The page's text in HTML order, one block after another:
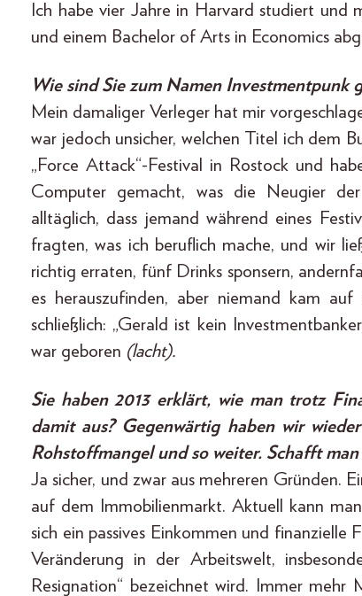
Ich habe vier Jahre in Harvard studiert
und einem Bachelor of Arts in Economics
Wie sind Sie zum Namen Investmentpunk
Mein damaliger Verleger hat mir
war jedoch unsicher, welchen Titel ich dem
„Force Attack“-Festival in Rostock und
Computer gemacht, was die Neugier
alltäglich, dass jemand während eines
fragten, was ich beruflich mache, und wir
richtig erraten, fünf Drinks sponsern,
es herauszufinden, aber niemand kam
schließlich: „Gerald ist kein
war geboren (lacht).
Sie haben 2013 erklärt, wie man trotz
damit aus? Gegenwärtig haben wir
Rohstoffmangel und so weiter. Schafft
Ja sicher, und zwar aus mehreren Gründen.
auf dem Immobilienmarkt. Aktuell kann
sich ein passives Einkommen und finanzielle
Veränderung in der Arbeitswelt,
Resignation“ bezeichnet wird. Immer mehr